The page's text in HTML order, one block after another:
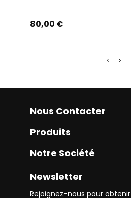
Prix
80,00 €
Nous Contacter
Produits
Notre Société
Newsletter
Rejoignez-nous pour